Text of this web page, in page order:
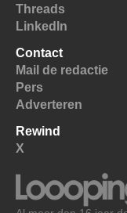
Threads
LinkedIn
Contact
Mail de redactie
Pers
Adverteren
Rewind
X